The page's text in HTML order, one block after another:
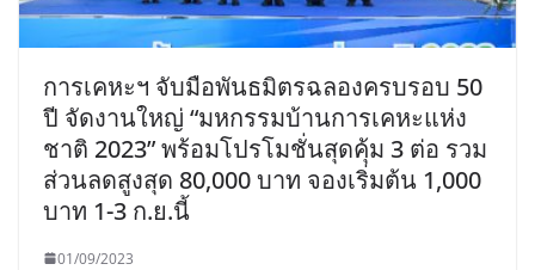
การเคหะฯ จับมือพันธมิตรฉลองครบรอบ 50
ปี จัดงานใหญ่ “มหกรรมบ้านการเคหะแห่ง
ชาติ 2023” พร้อมโปรโมชั่นสุดคุ้ม 3 ต่อ รวม
ส่วนลดสูงสุด 80,000 บาท จองเริ่มต้น 1,000
บาท 1-3 ก.ย.นี้
01/09/2023